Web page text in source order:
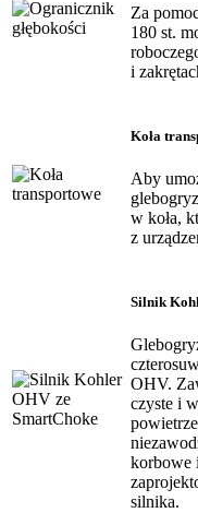
Za
180 st.
i
Koła
Aby
w koła,
z
Silnik
OHV.
czyste i
korbowe
silnika.